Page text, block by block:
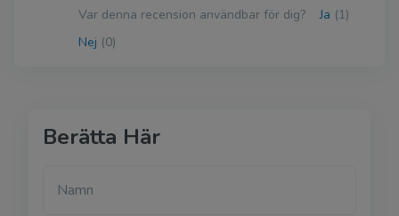
Var denna recension användbar för dig?
Ja (1)
Nej (0)
Berätta Här
Namn